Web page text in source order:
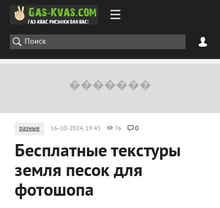
разные 16-10-2024, 19:45 76 0
Бесплатные текстуры
земля песок для
фотошопа